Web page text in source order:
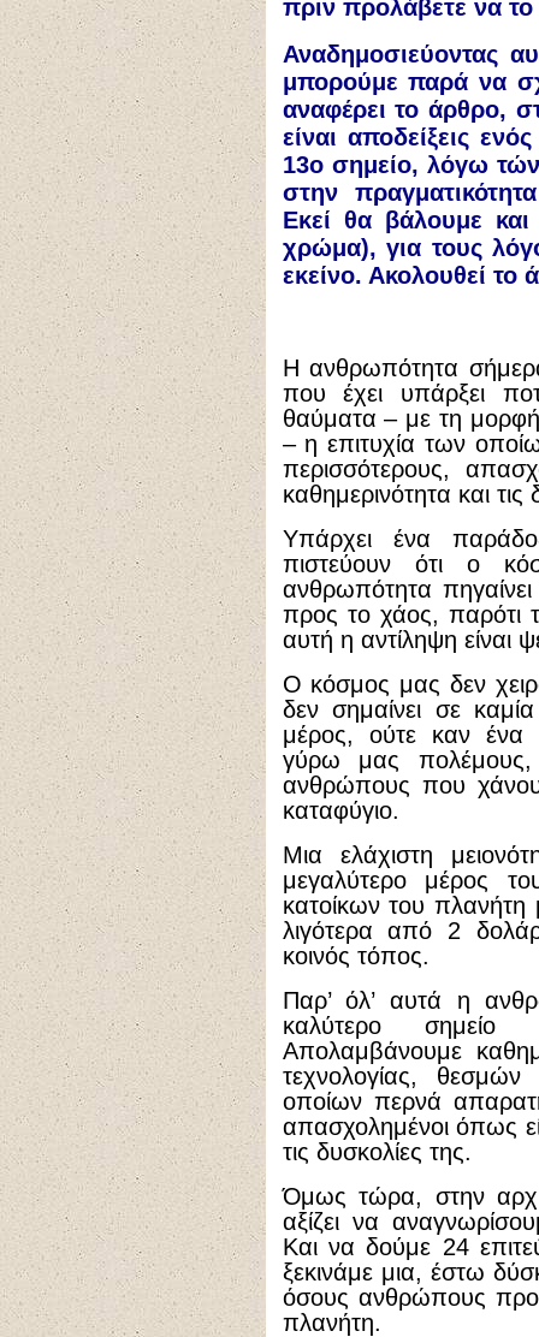
πριν προλάβετε να το
Αναδημοσιεύοντας
μπορούμε παρά να
αναφέρει το άρθρο,
είναι αποδείξεις
13ο σημείο, λόγω
στην
Εκεί θα βάλουμε
χρώμα), για τους
εκείνο. Ακολουθεί το
Η ανθρωπότητα
που έχει υπάρξει
θαύματα – με τη
– η επιτυχία των
περισσότερους,
καθημερινότητα και τις
Υπάρχει ένα
πιστεύουν ότι ο
ανθρωπότητα
προς το χάος, παρότι
αυτή η αντίληψη είναι
Ο κόσμος μας δεν
δεν σημαίνει σε
μέρος, ούτε καν
γύρω μας πολέμους,
ανθρώπους που
καταφύγιο.
Μια ελάχιστη
μεγαλύτερο μέρος
κατοίκων του πλανήτη
λιγότερα από 2
κοινός τόπος.
Παρ’ όλ’ αυτά η
καλύτερο
Απολαμβάνουμε
τεχνολογίας,
οποίων περνά
απασχολημένοι όπως
τις δυσκολίες της.
Όμως τώρα, στην
αξίζει να
Και να δούμε 24
ξεκινάμε μια, έστω
όσους ανθρώπους
πλανήτη.